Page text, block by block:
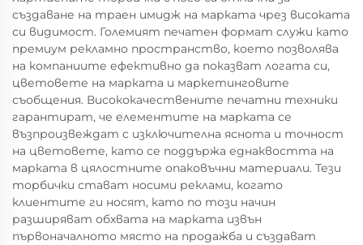
създаване на траен имидж на марката чрез високата
си видимост. Големият печатен формат служи като
премиум рекламно пространство, което позволява
на компаниите ефективно да показват логата си,
цветовете на марката и маркетинговите
съобщения. Висококачествените печатни техники
гарантират, че елементите на марката се
възпроизвеждат с изключителна яснота и точност
на цветовете, като се поддържа еднаквостта на
марката в цялостните опаковъчни материали. Тези
торбички стават носими реклами, когато
клиентите ги носят, като по този начин
разширяват обхвата на марката извън
първоначалното място на продажба и създават